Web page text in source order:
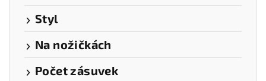
Styl
Na nožičkách
Počet zásuvek